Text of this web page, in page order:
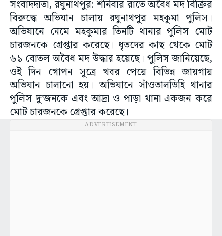
সংবাদদাতা, রঘুনাথপুর: শনিবার রাতে অবৈধ মদ বিক্রির
বিরুদ্ধে অভিযান চালায় রঘুনাথপুর মহকুমা পুলিস।
অভিযানে নেমে মহকুমার তিনটি থানার পুলিস মোট
চারজনকে গ্রেপ্তার করেছে। ধৃতদের কাছ থেকে মোট
৬১ বোতল অবৈধ মদ উদ্ধার হয়েছে। পুলিস জানিয়েছে,
ওই দিন গোপন সূত্রে খবর পেয়ে বিভিন্ন জায়গায়
অভিযান চালানো হয়। অভিযানে সাঁওতালডিহি থানার
পুলিস দু’জনকে এবং আদ্রা ও পাড়া থানা একজন করে
মোট চারজনকে গ্রেপ্তার করেছে।
ADVERTISEMENT